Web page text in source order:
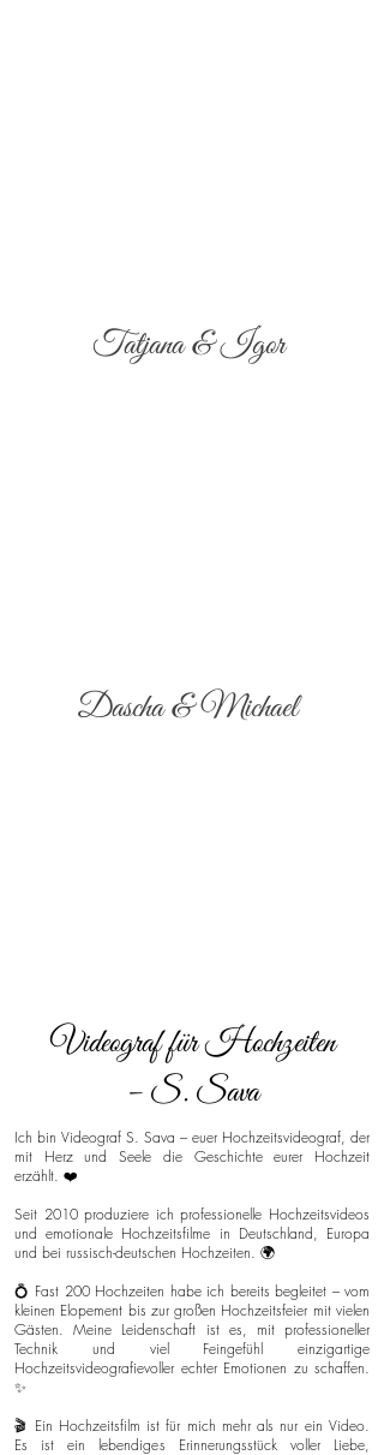
Tatjana & Igor
Dascha & Michael
Videograf für Hochzeiten
– S. Sava
Ich bin Videograf S. Sava – euer Hochzeitsvideograf, der
mit Herz und Seele die Geschichte eurer Hochzeit
erzählt. ❤️
Seit 2010 produziere ich professionelle Hochzeitsvideos
und emotionale Hochzeitsfilme in Deutschland, Europa
und bei russisch-deutschen Hochzeiten. 🌍
💍 Fast 200 Hochzeiten habe ich bereits begleitet – vom
kleinen Elopement bis zur großen Hochzeitsfeier mit vielen
Gästen. Meine Leidenschaft ist es, mit professioneller
Technik und viel Feingefühl einzigartige
Hochzeitsvideografievoller echter Emotionen zu schaffen.
✨
🎬 Ein Hochzeitsfilm ist für mich mehr als nur ein Video.
Es ist ein lebendiges Erinnerungsstück voller Liebe,